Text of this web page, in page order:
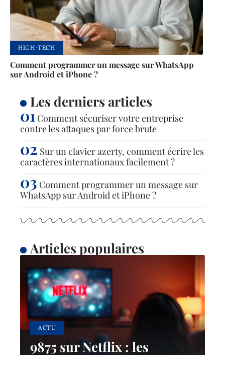
HIGH-TECH
Comment programmer un message sur WhatsApp
sur Android et iPhone ?
Les derniers articles
Comment sécuriser votre entreprise
contre les attaques par force brute
Sur un clavier azerty, comment écrire les
caractères internationaux facilement ?
Comment programmer un message sur
WhatsApp sur Android et iPhone ?
Articles populaires
ACTU
9875 sur Netflix : les
raisons de sa présence sur